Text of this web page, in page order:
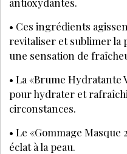
• Ces ingrédients
revitaliser et sublimer la
une sensation de
• La «Brume Hydratante
pour hydrater et
circonstances.
• Le «Gommage
éclat à la peau.